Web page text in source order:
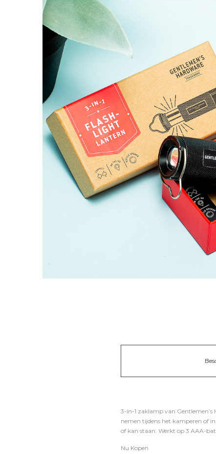
3-in-1 zaklamp van
nemen tijdens het kamperen of
of kan staan. Werkt op 3 AAA-
Nu Kopen